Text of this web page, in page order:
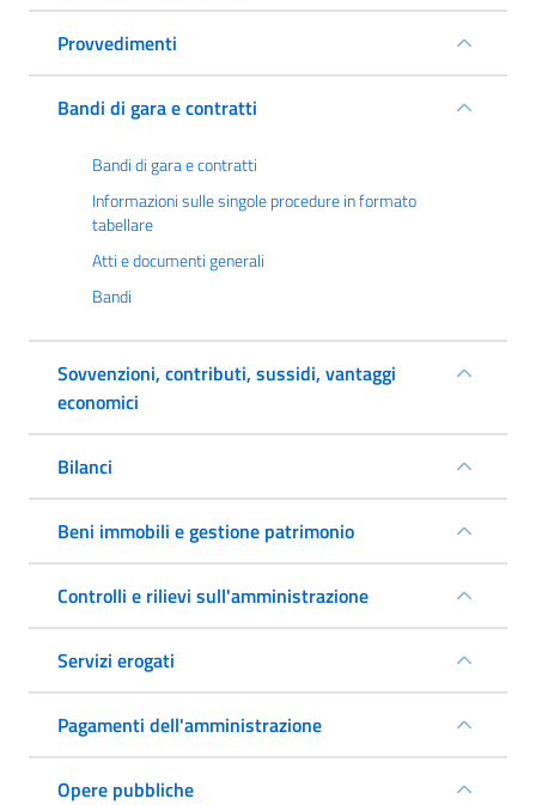
Provvedimenti
Bandi di gara e contratti
Bandi di gara e contratti
Informazioni sulle singole procedure in formato
tabellare
Atti e documenti generali
Bandi
Sovvenzioni, contributi, sussidi, vantaggi
economici
Bilanci
Beni immobili e gestione patrimonio
Controlli e rilievi sull'amministrazione
Servizi erogati
Pagamenti dell'amministrazione
Opere pubbliche